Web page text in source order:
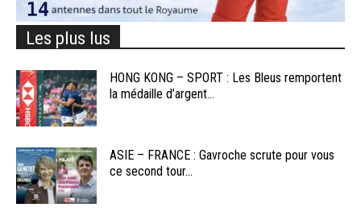
Les plus lus
HONG KONG – SPORT : Les Bleus remportent
la médaille d’argent...
ASIE – FRANCE : Gavroche scrute pour vous
ce second tour...